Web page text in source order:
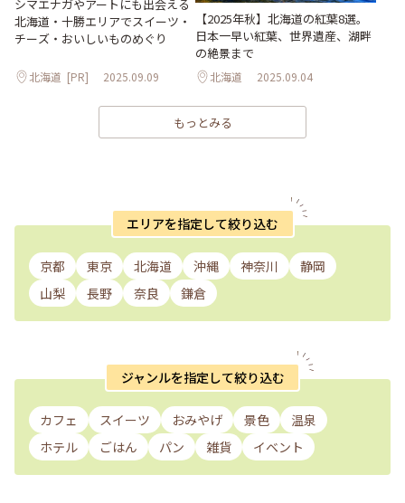
シマエナガやアートにも出会える
北海道・十勝エリアでスイーツ・
チーズ・おいしいものめぐり
北海道 [PR] 2025.09.09
【2025年秋】北海道の紅葉8選。
日本一早い紅葉、世界遺産、湖畔
の絶景まで
北海道 2025.09.04
もっとみる
エリアを指定して絞り込む
京都 東京 北海道 沖縄 神奈川
静岡
山梨
長野 奈良 鎌倉
ジャンルを指定して絞り込む
カフェ スイーツ おみやげ 景色
温泉
ホテル
ごはん パン 雑貨 イベント